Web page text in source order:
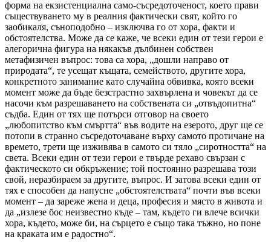
форма на екзистенциална само-съсредоточеност, което прави
съществуването му в реалния фактически свят, който го
заобикаля, съноподобно – изключва го от хора, факти и
обстоятелства. Може да се каже, че всеки един от тези герои е
алегорична фигура на някакъв дълбинен собствен
метафизичен въпрос: това са хора, „дошли направо от
природата“, те усещат къщата, семейството, другите хора,
конкретното занимание като случайна обвивка, която всеки
момент може да бъде безстрастно захвърлена и човекът да се
насочи към разрешаването на собствената си „отвъдопитна“
съдба. Един от тях ще потърси отговор на своето
„любопитство към смъртта“ във водите на езерото, друг ще се
потопи в странно съсредоточаване върху самото протичане на
времето, трети ще изживява в самото си тяло „сиротността“ на
света. Всеки един от тези герои е твърде рехаво свързан с
фактическото си обкръжение; той постоянно разрешава този
свой, неразбираем за другите, въпрос. И затова всеки един от
тях е способен да напусне „обстоятелствата“ почти във всеки
момент – да зареже жена и деца, професия и място в живота и
да „излезе бос неизвестно къде – там, където ги влече всички
хора, където, може би, на сърцето е също така тъжно, но поне
на краката им е радостно“.